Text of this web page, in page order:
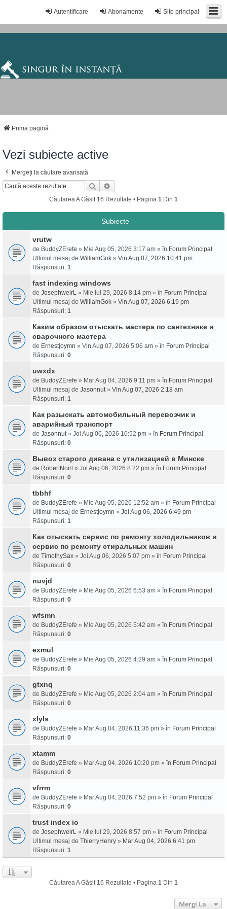
Site principal
Abonamente
Autentificare
Prima pagină
Vezi subiecte active
Mergeți la căutare avansată
Căutare
Căutarea A Găsit 16 Rezultate • Pagina 1 Din 1
Subiecte
vrutw
de BuddyZErefe » Mie Aug 05, 2026 3:17 am » în Forum Principal
Ultimul mesaj de WilliamGok » Vin Aug 07, 2026 10:41 pm
Răspunsuri: 1
fast indexing windows
de JosephweirL » Mie Iul 29, 2026 8:14 pm » în Forum Principal
Ultimul mesaj de WilliamGok » Vin Aug 07, 2026 6:19 pm
Răspunsuri: 1
Каким образом отыскать мастера по сантехнике и
сварочного мастера
de Ernestjoymn » Vin Aug 07, 2026 5:06 am » în Forum Principal
Răspunsuri: 0
uwxdx
de BuddyZErefe » Mar Aug 04, 2026 9:11 pm » în Forum Principal
Ultimul mesaj de Jasonnut» Vin Aug 07, 2026 2:18 am
Răspunsuri: 1
Как разыскать автомобильный перевозчик и
аварийный транспорт
de Jasonnut» Joi Aug 06, 2026 10:52 pm » în Forum Principal
Răspunsuri: 0
Вывоз старого дивана с утилизацией в Минске
de RobertNoirl » Joi Aug 06, 2026 8:22 pm » în Forum Principal
Răspunsuri: 0
tbbhf
de BuddyZErefe » Mie Aug 05, 2026 12:52 am » în Forum Principal
Ultimul mesaj de Ernestjoymn » Joi Aug 06, 2026 6:49 pm
Răspunsuri: 1
Как отыскать сервис по ремонту холодильников и
сервис по ремонту стиральных машин
de TimothySax » Joi Aug 06, 2026 5:07 pm » în Forum Principal
Răspunsuri: 0
nuvjd
de BuddyZErefe » Mie Aug 05, 2026 6:53 am » în Forum Principal
Răspunsuri: 0
wfsmn
de BuddyZErefe » Mie Aug 05, 2026 5:42 am » în Forum Principal
Răspunsuri: 0
exmul
de BuddyZErefe » Mie Aug 05, 2026 4:29 am » în Forum Principal
Răspunsuri: 0
gtxnq
de BuddyZErefe » Mie Aug 05, 2026 2:04 am » în Forum Principal
Răspunsuri: 0
xlyls
de BuddyZErefe » Mar Aug 04, 2026 11:36 pm » în Forum Principal
Răspunsuri: 0
xtamm
de BuddyZErefe » Mar Aug 04, 2026 10:20 pm » în Forum Principal
Răspunsuri: 0
vfrrm
de BuddyZErefe » Mar Aug 04, 2026 7:52 pm » în Forum Principal
Răspunsuri: 0
trust index io
de JosephweirL » Mie Iul 29, 2026 8:57 pm » în Forum Principal
Ultimul mesaj de ThierryHenry » Mar Aug 04, 2026 6:41 pm
Răspunsuri: 1
Căutarea A Găsit 16 Rezultate • Pagina 1 Din 1
Mergi La